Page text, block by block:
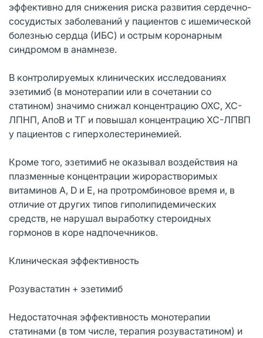
эффективно для снижения риска развития сердечно-
сосудистых заболеваний у пациентов с ишемической
болезнью сердца (ИБС) и острым коронарным
синдромом в анамнезе.
В контролируемых клинических исследованиях
эзетимиб (в монотерапии или в сочетании со
статином) значимо снижал концентрацию ОХС, ХС-
ЛПНП, АпоВ и ТГ и повышал концентрацию ХС-ЛПВП
у пациентов с гиперхолестеринемией.
Кроме того, эзетимиб не оказывал воздействия на
плазменные концентрации жирорастворимых
витаминов А, D и Е, на протромбиновое время и, в
отличие от других типов гиполипидемических
средств, не нарушал выработку стероидных
гормонов в коре надпочечников.
Клиническая эффективность
Розувастатин + эзетимиб
Недостаточная эффективность монотерапии
статинами (в том числе, терапия розувастатином) и